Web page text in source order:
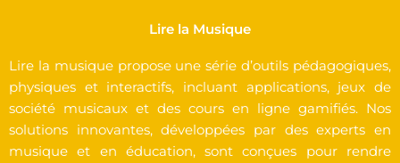
Lire la Musique
Lire la musique propose une série d’outils pédagogiques,
physiques et interactifs, incluant applications, jeux de
société musicaux et des cours en ligne gamifiés. Nos
solutions innovantes, développées par des experts en
musique et en éducation, sont conçues pour rendre